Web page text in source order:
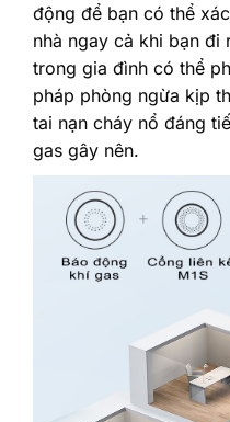
động để bạn có thể
nhà ngay cả khi bạn
trong gia đình có thể
pháp phòng ngừa kịp
tai nạn cháy nổ đáng
gas gây nên.